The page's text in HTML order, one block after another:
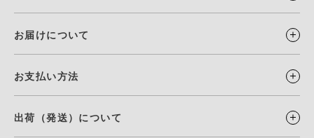
お届けについて
お支払い方法
出荷（発送）について